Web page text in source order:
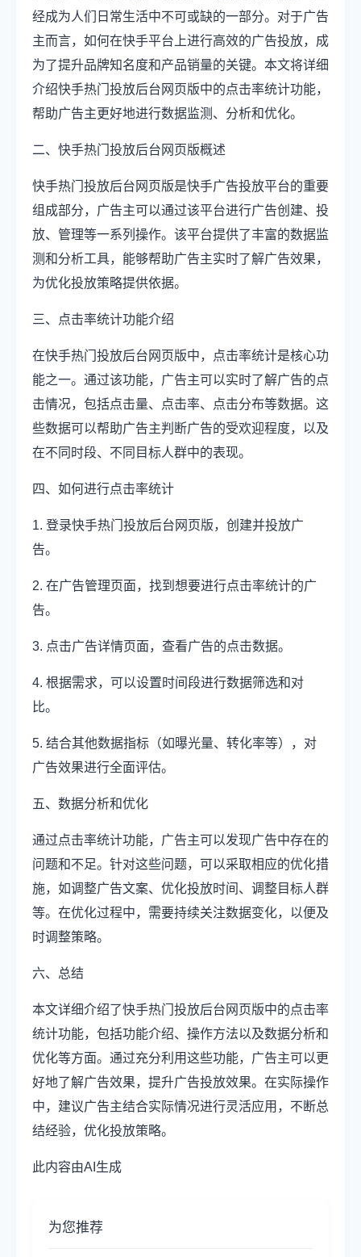
经成为人们日常生活中不可或缺的一部分。对于广告
主而言，如何在快手平台上进行高效的广告投放，成
为了提升品牌知名度和产品销量的关键。本文将详细
介绍快手热门投放后台网页版中的点击率统计功能，
帮助广告主更好地进行数据监测、分析和优化。
二、快手热门投放后台网页版概述
快手热门投放后台网页版是快手广告投放平台的重要
组成部分，广告主可以通过该平台进行广告创建、投
放、管理等一系列操作。该平台提供了丰富的数据监
测和分析工具，能够帮助广告主实时了解广告效果，
为优化投放策略提供依据。
三、点击率统计功能介绍
在快手热门投放后台网页版中，点击率统计是核心功
能之一。通过该功能，广告主可以实时了解广告的点
击情况，包括点击量、点击率、点击分布等数据。这
些数据可以帮助广告主判断广告的受欢迎程度，以及
在不同时段、不同目标人群中的表现。
四、如何进行点击率统计
1. 登录快手热门投放后台网页版，创建并投放广
告。
2. 在广告管理页面，找到想要进行点击率统计的广
告。
3. 点击广告详情页面，查看广告的点击数据。
4. 根据需求，可以设置时间段进行数据筛选和对
比。
5. 结合其他数据指标（如曝光量、转化率等），对
广告效果进行全面评估。
五、数据分析和优化
通过点击率统计功能，广告主可以发现广告中存在的
问题和不足。针对这些问题，可以采取相应的优化措
施，如调整广告文案、优化投放时间、调整目标人群
等。在优化过程中，需要持续关注数据变化，以便及
时调整策略。
六、总结
本文详细介绍了快手热门投放后台网页版中的点击率
统计功能，包括功能介绍、操作方法以及数据分析和
优化等方面。通过充分利用这些功能，广告主可以更
好地了解广告效果，提升广告投放效果。在实际操作
中，建议广告主结合实际情况进行灵活应用，不断总
结经验，优化投放策略。
此内容由AI生成
为您推荐